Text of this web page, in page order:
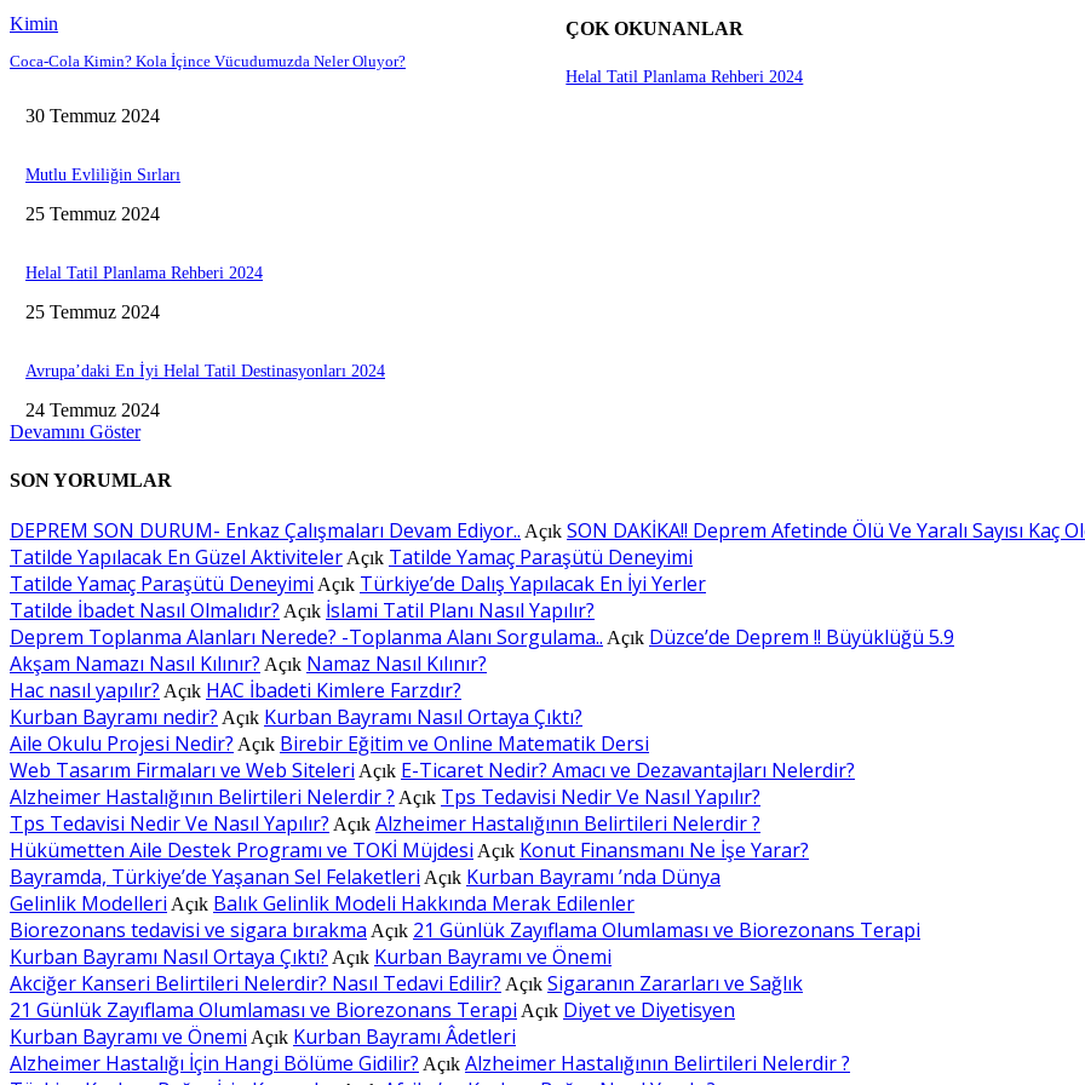
Kimin
Coca-Cola Kimin? Kola İçince Vücudumuzda Neler Oluyor?
ÇOK OKUNANLAR
Helal Tatil Planlama Rehberi 2024
30 Temmuz 2024
Mutlu Evliliğin Sırları
25 Temmuz 2024
Helal Tatil Planlama Rehberi 2024
25 Temmuz 2024
Avrupa’daki En İyi Helal Tatil Destinasyonları 2024
24 Temmuz 2024
Devamını Göster
SON YORUMLAR
DEPREM SON DURUM- Enkaz Çalışmaları Devam Ediyor.. Açık SON DAKİKA!! Deprem Afetinde Ölü Ve Yaralı Sayısı Kaç
Tatilde Yapılacak En Güzel Aktiviteler Açık Tatilde Yamaç Paraşütü Deneyimi
Tatilde Yamaç Paraşütü Deneyimi Açık Türkiye’de Dalış Yapılacak En İyi Yerler
Tatilde İbadet Nasıl Olmalıdır? Açık İslami Tatil Planı Nasıl Yapılır?
Deprem Toplanma Alanları Nerede? -Toplanma Alanı Sorgulama.. Açık Düzce’de Deprem !! Büyüklüğü 5.9
Akşam Namazı Nasıl Kılınır? Açık Namaz Nasıl Kılınır?
Hac nasıl yapılır? Açık HAC İbadeti Kimlere Farzdır?
Kurban Bayramı nedir? Açık Kurban Bayramı Nasıl Ortaya Çıktı?
Aile Okulu Projesi Nedir? Açık Birebir Eğitim ve Online Matematik Dersi
Web Tasarım Firmaları ve Web Siteleri Açık E-Ticaret Nedir? Amacı ve Dezavantajları Nelerdir?
Alzheimer Hastalığının Belirtileri Nelerdir ? Açık Tps Tedavisi Nedir Ve Nasıl Yapılır?
Tps Tedavisi Nedir Ve Nasıl Yapılır? Açık Alzheimer Hastalığının Belirtileri Nelerdir ?
Hükümetten Aile Destek Programı ve TOKİ Müjdesi Açık Konut Finansmanı Ne İşe Yarar?
Bayramda, Türkiye’de Yaşanan Sel Felaketleri Açık Kurban Bayramı ’nda Dünya
Gelinlik Modelleri Açık Balık Gelinlik Modeli Hakkında Merak Edilenler
Biorezonans tedavisi ve sigara bırakma Açık 21 Günlük Zayıflama Olumlaması ve Biorezonans Terapi
Kurban Bayramı Nasıl Ortaya Çıktı? Açık Kurban Bayramı ve Önemi
Akciğer Kanseri Belirtileri Nelerdir? Nasıl Tedavi Edilir? Açık Sigaranın Zararları ve Sağlık
21 Günlük Zayıflama Olumlaması ve Biorezonans Terapi Açık Diyet ve Diyetisyen
Kurban Bayramı ve Önemi Açık Kurban Bayramı Âdetleri
Alzheimer Hastalığı İçin Hangi Bölüme Gidilir? Açık Alzheimer Hastalığının Belirtileri Nelerdir ?